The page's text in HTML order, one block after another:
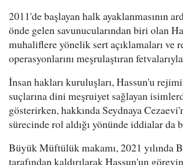
2011'de başlayan halk ayaklanmasının
önde gelen savunucularından biri olan
muhaliflere yönelik sert açıklamaları ve
operasyonlarını meşrulaştıran
İnsan hakları kuruluşları, Hassun'u
suçlarına dini meşruiyet sağlayan
gösterirken, hakkında Seydnaya
sürecinde rol aldığı yönünde iddialar da
Büyük Müftülük makamı, 2021 yılında
tarafından kaldırılarak Hassun'un